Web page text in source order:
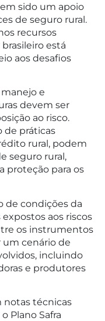
sido um apoio
de seguro rural.
recursos
está
aos desafios
e
devem ser
ao risco.
de práticas
rural, podem
seguro rural,
proteção para os
de condições da
aos riscos
os instrumentos
um cenário de
incluindo
e produtores
notas técnicas
Plano Safra